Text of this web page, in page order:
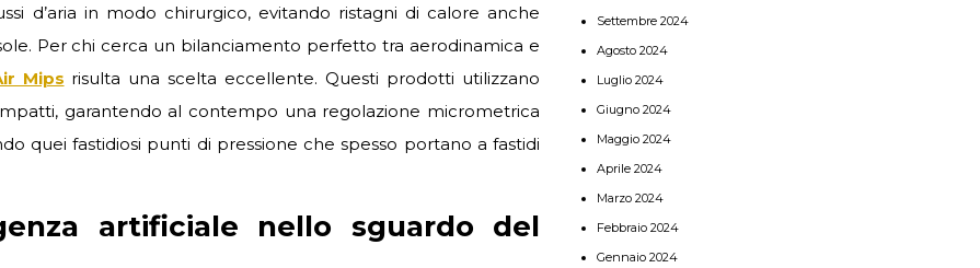
d’aria in modo chirurgico, evitando ristagni di calore anche
Per chi cerca un bilanciamento perfetto tra aerodinamica e
Mips risulta una scelta eccellente. Questi prodotti utilizzano
garantendo al contempo una regolazione micrometrica
quei fastidiosi punti di pressione che spesso portano a fastidi
artificiale nello sguardo del
Settembre 2024
Agosto 2024
Luglio 2024
Giugno 2024
Maggio 2024
Aprile 2024
Marzo 2024
Febbraio 2024
Gennaio 2024